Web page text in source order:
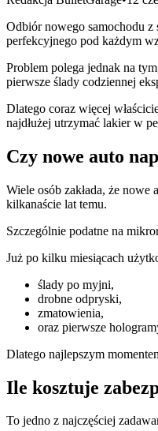
Odbiór nowego samochodu z
perfekcyjnego pod każdym
Problem polega jednak na
pierwsze ślady codziennej
Dlatego coraz więcej
najdłużej utrzymać lakier w
Czy nowe auto
Wiele osób zakłada, że
kilkanaście lat temu.
Szczególnie podatne na
Już po kilku miesiącach
ślady po myjni,
drobne odpryski,
zmatowienia,
oraz pierwsze
Dlatego najlepszym
Ile kosztuje
To jedno z najczęściej